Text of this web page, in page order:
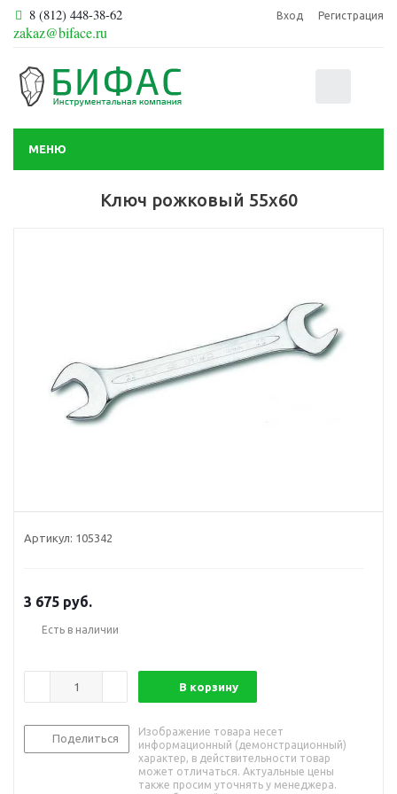
8 (812) 448-38-62
zakaz@biface.ru
Вход Регистрация
МЕНЮ
Ключ рожковый 55х60
Артикул: 105342
3 675 руб.
Есть в наличии
В корзину
Поделиться
Изображение товара несет
информационный (демонстрационный)
характер, в действительности товар
может отличаться. Актуальные цены
также просим уточнять у менеджера.